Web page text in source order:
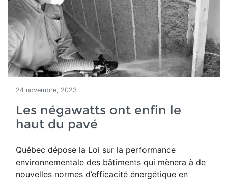
24 novembre, 2023
Les négawatts ont enfin le
haut du pavé
Québec dépose la Loi sur la performance
environnementale des bâtiments qui mènera à de
nouvelles normes d’efficacité énergétique en